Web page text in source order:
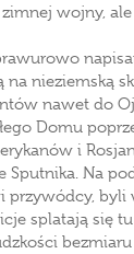
wojny,
na nieziemską
nawet do
Domu
i
Na
przywódcy,
splatają się